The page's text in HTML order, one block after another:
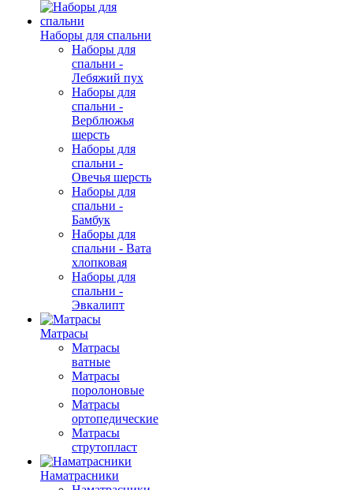
Наборы для спальни
Наборы для
спальни -
Лебяжий пух
Наборы для
спальни -
Верблюжья
шерсть
Наборы для
спальни -
Овечья шерсть
Наборы для
спальни -
Бамбук
Наборы для
спальни - Вата
хлопковая
Наборы для
спальни -
Эвкалипт
Матрасы
Матрасы
ватные
Матрасы
поролоновые
Матрасы
ортопедические
Матрасы
струтопласт
Наматрасники